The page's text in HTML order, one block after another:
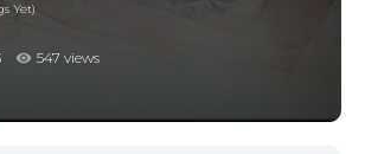
Yet)
547 views